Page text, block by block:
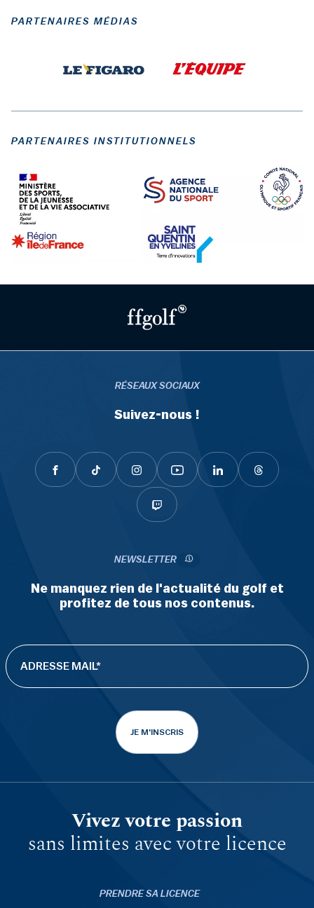
PARTENAIRES MÉDIAS
PARTENAIRES INSTITUTIONNELS
RÉSEAUX SOCIAUX
Suivez-nous !
NEWSLETTER
Ne manquez rien de l'actualité du golf et
profitez de tous nos contenus.
JE M'INSCRIS
Vivez votre passion
sans limites avec votre licence
PRENDRE SA LICENCE